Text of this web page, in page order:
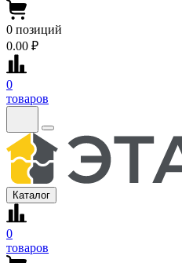
0 позиций
0.00 ₽
0
товаров
Каталог
0
товаров